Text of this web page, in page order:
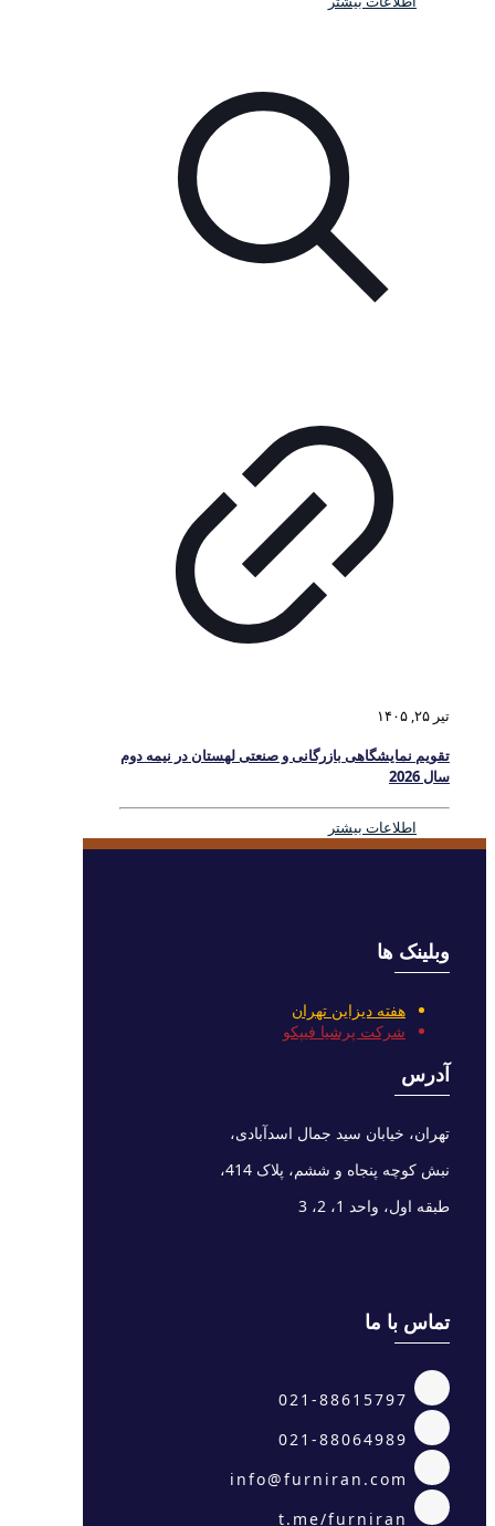
تیر ۲۵, ۱۴۰۵
تقویم نمایشگاهی بازرگانی و صنعتی لهستان در نیمه دوم
سال 2026
اطلاعات بیشتر
وبلینک ها
هفته دیزاین تهران
شرکت پرشیا فیپکو
آدرس
تهران، خیابان سید جمال اسدآبادی،
نبش کوچه پنجاه و ششم، پلاک 414،
طبقه اول، واحد 1، 2، 3
تماس با ما